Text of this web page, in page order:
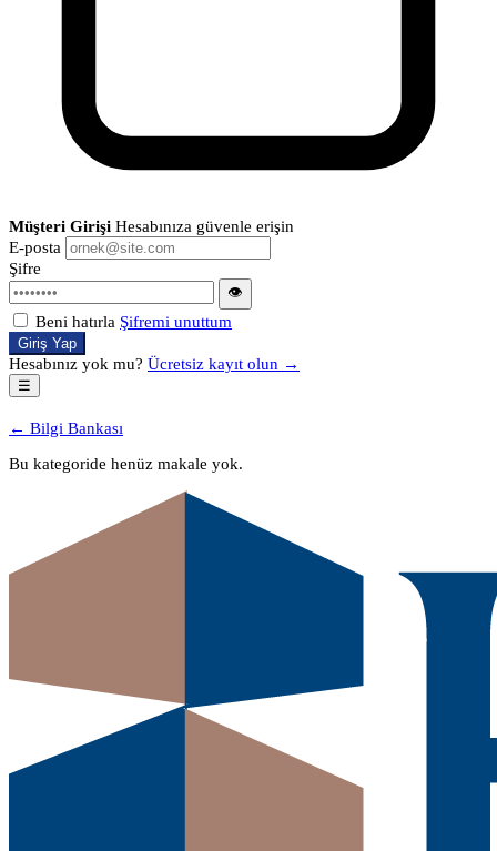
Müşteri Girişi Hesabınıza güvenle erişin
E-posta
Şifre
👁
Beni hatırla Şifremi unuttum
Giriş Yap
Hesabınız yok mu? Ücretsiz kayıt olun →
☰
← Bilgi Bankası
Bu kategoride henüz makale yok.